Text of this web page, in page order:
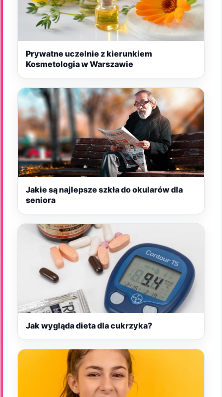
Prywatne uczelnie z kierunkiem
Kosmetologia w Warszawie
Jakie są najlepsze szkła do okularów dla
seniora
Jak wygląda dieta dla cukrzyka?